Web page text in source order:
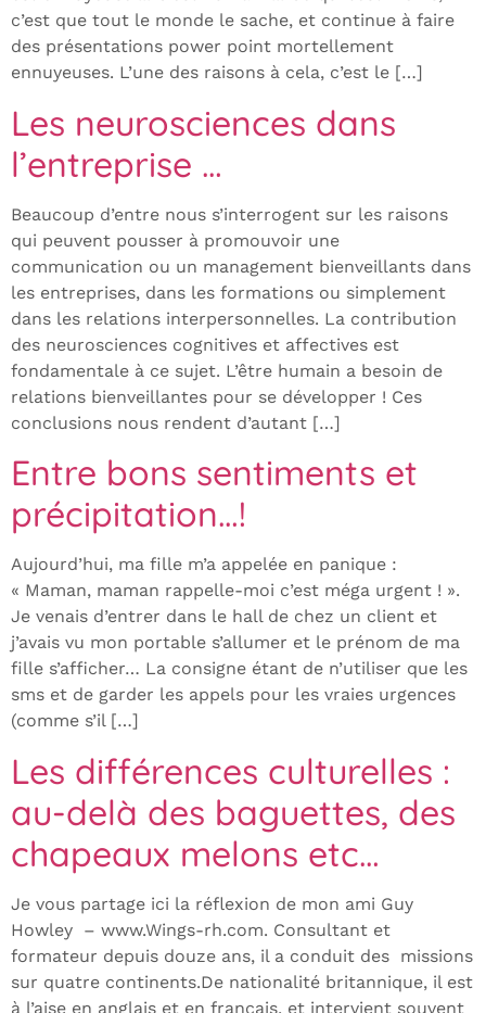
c’est que tout le monde le sache, et continue à faire
des présentations power point mortellement
ennuyeuses. L’une des raisons à cela, c’est le […]
Les neurosciences dans
l’entreprise …
Beaucoup d’entre nous s’interrogent sur les raisons
qui peuvent pousser à promouvoir une
communication ou un management bienveillants dans
les entreprises, dans les formations ou simplement
dans les relations interpersonnelles. La contribution
des neurosciences cognitives et affectives est
fondamentale à ce sujet. L’être humain a besoin de
relations bienveillantes pour se développer ! Ces
conclusions nous rendent d’autant […]
Entre bons sentiments et
précipitation…!
Aujourd’hui, ma fille m’a appelée en panique :
« Maman, maman rappelle-moi c’est méga urgent ! ».
Je venais d’entrer dans le hall de chez un client et
j’avais vu mon portable s’allumer et le prénom de ma
fille s’afficher… La consigne étant de n’utiliser que les
sms et de garder les appels pour les vraies urgences
(comme s’il […]
Les différences culturelles :
au-delà des baguettes, des
chapeaux melons etc…
Je vous partage ici la réflexion de mon ami Guy
Howley – www.Wings-rh.com. Consultant et
formateur depuis douze ans, il a conduit des missions
sur quatre continents.De nationalité britannique, il est
à l’aise en anglais et en français, et intervient souvent